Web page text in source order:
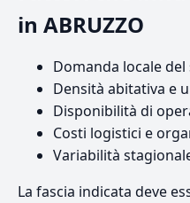
in ABRUZZO
Domanda locale del
Densità abitativa e
Disponibilità di
Costi logistici e
Variabilità
La fascia indicata deve